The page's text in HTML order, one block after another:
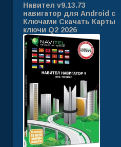
Навител v9.13.73
навигатор для Android с
Ключами Скачать Карты
ключи Q2 2026